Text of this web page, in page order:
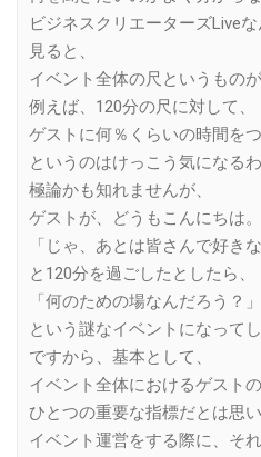
ビジネスクリエーターズLive
見ると、
イベント全体の尺というものが
例えば、120分の尺に対して、
ゲストに何％くらいの時間を
というのはけっこう気になるわ
極論かも知れませんが、
ゲストが、どうもこんにちは
「じゃ、あとは皆さんで好き
と120分を過ごしたとしたら、
「何のための場なんだろう？」
という謎なイベントになって
ですから、基本として、
イベント全体におけるゲスト
ひとつの重要な指標だとは思い
イベント運営をする際に、そ